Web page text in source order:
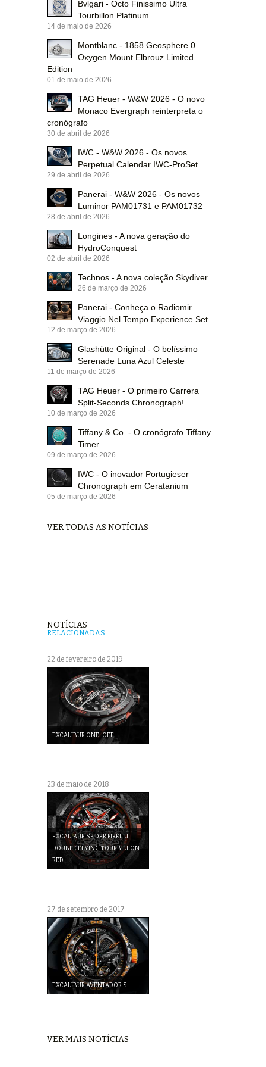
Bvlgari - Octo Finissimo Ultra
Tourbillon Platinum
14 de maio de 2026
Montblanc - 1858 Geosphere 0
Oxygen Mount Elbrouz Limited
Edition
01 de maio de 2026
TAG Heuer - W&W 2026 - O novo
Monaco Evergraph reinterpreta o
cronógrafo
30 de abril de 2026
IWC - W&W 2026 - Os novos
Perpetual Calendar IWC-ProSet
29 de abril de 2026
Panerai - W&W 2026 - Os novos
Luminor PAM01731 e PAM01732
28 de abril de 2026
Longines - A nova geração do
HydroConquest
02 de abril de 2026
Technos - A nova coleção Skydiver
26 de março de 2026
Panerai - Conheça o Radiomir
Viaggio Nel Tempo Experience Set
12 de março de 2026
Glashütte Original - O belíssimo
Serenade Luna Azul Celeste
11 de março de 2026
TAG Heuer - O primeiro Carrera
Split-Seconds Chronograph!
10 de março de 2026
Tiffany & Co. - O cronógrafo Tiffany
Timer
09 de março de 2026
IWC - O inovador Portugieser
Chronograph em Ceratanium
05 de março de 2026
VER TODAS AS NOTÍCIAS
NOTÍCIAS
RELACIONADAS
22 de fevereiro de 2019
EXCALIBUR ONE-OFF
23 de maio de 2018
EXCALIBUR SPIDER PIRELLI
DOUBLE FLYING TOURBILLON
RED
27 de setembro de 2017
EXCALIBUR AVENTADOR S
VER MAIS NOTÍCIAS